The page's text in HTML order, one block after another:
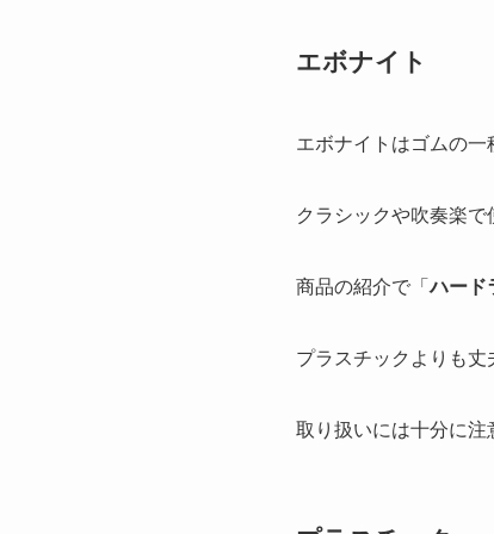
エボナイト
エボナイトはゴムの一
クラシックや吹奏楽
商品の紹介で「ハード
プラスチックよりも
取り扱いには十分に注